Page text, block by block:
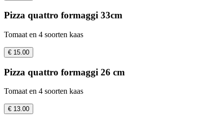
Pizza quattro formaggi 33cm
Tomaat en 4 soorten kaas
€ 15.00
Pizza quattro formaggi 26 cm
Tomaat en 4 soorten kaas
€ 13.00